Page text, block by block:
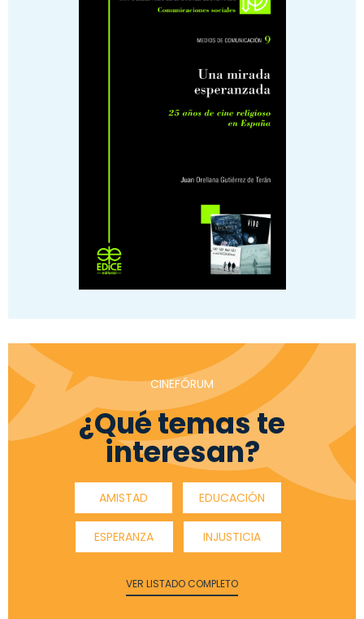
CINEFÓRUM
¿Qué temas te
interesan?
AMISTAD EDUCACIÓN
ESPERANZA INJUSTICIA
VER LISTADO COMPLETO